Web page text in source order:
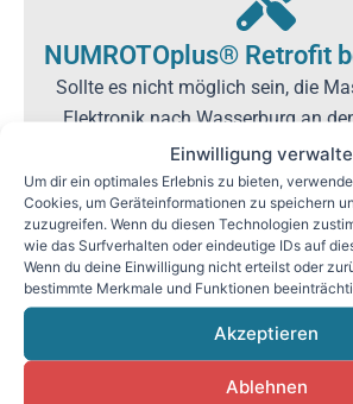
Einwilligung
Um dir ein optimales Erlebnis zu bieten,
Cookies, um Geräteinformationen zu speichern
zuzugreifen. Wenn du diesen Technologien
wie das Surfverhalten oder eindeutige IDs auf
Wenn du deine Einwilligung nicht erteilst oder
bestimmte Merkmale und Funktionen
Akzeptieren
Ablehnen
NUMROTOplus® Retrofit
Sollte es nicht möglich sein, die
Elektronik nach Wasserburg an
schicken, kommt das Team von
Maschine. Ein Mechaniker für ca. 2
Elektriker für ca. 1 Woche. Alle
mechanischen Teile werden
elektrische / elektronische System
Flexium System